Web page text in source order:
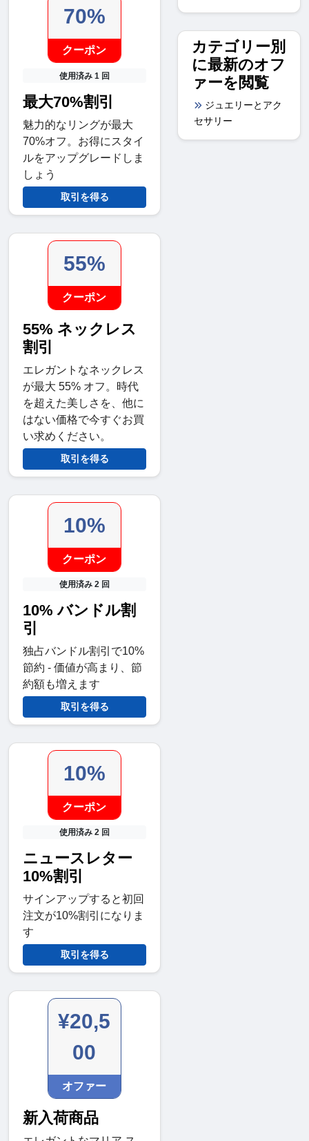
70%
クーポン
使用済み 1 回
最大70%割引
魅力的なリングが最大
70%オフ。お得にスタイ
ルをアップグレードしま
しょう
取引を得る
55%
クーポン
55% ネックレス
割引
エレガントなネックレス
が最大 55% オフ。時代
を超えた美しさを、他に
はない価格で今すぐお買
い求めください。
取引を得る
10%
クーポン
使用済み 2 回
10% バンドル割
引
独占バンドル割引で10%
節約 - 価値が高まり、節
約額も増えます
取引を得る
10%
クーポン
使用済み 2 回
ニュースレター
10%割引
サインアップすると初回
注文が10%割引になりま
す
取引を得る
¥20,5
00
オファー
新入荷商品
カテゴリー別
に最新のオフ
ァーを閲覧
ジュエリーとアク
セサリー